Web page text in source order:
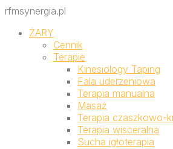
rfmsynergia.pl
ŻARY
Cennik
Terapie
Kinesiology Taping
Fala uderzeniowa
Terapia manualna
Masaż
Terapia czaszkowo-
Terapia wisceralna
Sucha igłoterapia